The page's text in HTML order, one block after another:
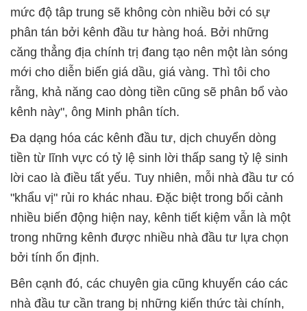
mức độ tâp trung sẽ không còn nhiều bởi có sự
phân tán bởi kênh đầu tư hàng hoá. Bởi những
căng thẳng địa chính trị đang tạo nên một làn sóng
mới cho diễn biến giá dầu, giá vàng. Thì tôi cho
rằng, khả năng cao dòng tiền cũng sẽ phân bổ vào
kênh này", ông Minh phân tích.
Đa dạng hóa các kênh đầu tư, dịch chuyển dòng
tiền từ lĩnh vực có tỷ lệ sinh lời thấp sang tỷ lệ sinh
lời cao là điều tất yếu. Tuy nhiên, mỗi nhà đầu tư có
"khẩu vị" rủi ro khác nhau. Đặc biệt trong bối cảnh
nhiều biến động hiện nay, kênh tiết kiệm vẫn là một
trong những kênh được nhiều nhà đầu tư lựa chọn
bởi tính ổn định.
Bên cạnh đó, các chuyên gia cũng khuyến cáo các
nhà đầu tư cần trang bị những kiến thức tài chính,